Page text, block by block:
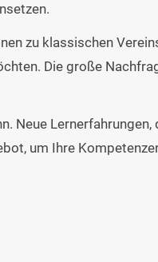
zu klassischen
Die große
Neue
um Ihre